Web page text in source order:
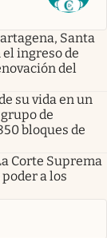
Santa
ingreso de
del
su vida en un
de
bloques de
Corte Suprema
a los